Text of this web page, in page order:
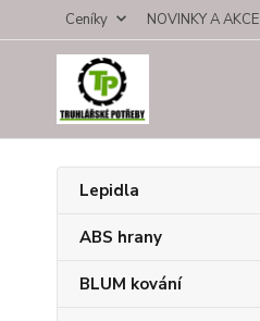
Ceníky NOVINKY A AKCE
Lepidla
ABS hrany
BLUM kování